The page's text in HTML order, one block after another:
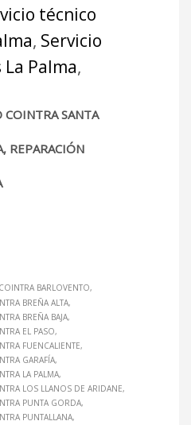
técnico
, Servicio
Palma,
COINTRA SANTA
REPARACIÓN
BARLOVENTO
BREÑA ALTA
BREÑA BAJA
EL PASO
FUENCALIENTE
GARAFÍA
LA PALMA
LOS LLANOS DE ARIDANE
PUNTA GORDA
PUNTALLANA